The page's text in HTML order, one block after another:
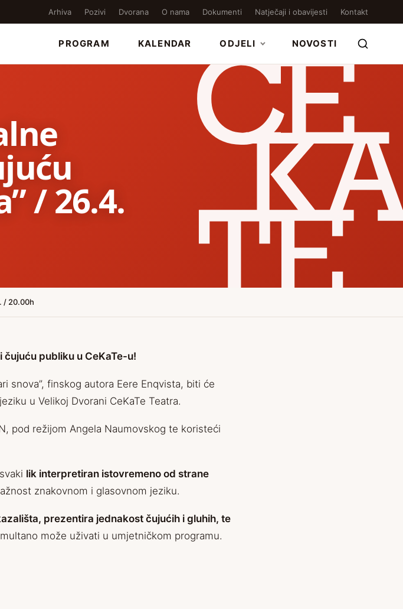
Arhiva Pozivi Dvorana O nama Dokumenti Natječaji i obavijesti Kontakt
PROGRAM KALENDAR ODJELI NOVOSTI
/ 26.4.
/ 20.00h
publiku u CeKaTe-u!
snova”, finskog autora Eere Enqvista, biti će
u Velikoj Dvorani CeKaTe Teatra.
pod režijom Angela Naumovskog te koristeći
lik interpretiran istovremeno od strane
znakovnom i glasovnom jeziku.
prezentira jednakost čujućih i gluhih, te
može uživati u umjetničkom programu.